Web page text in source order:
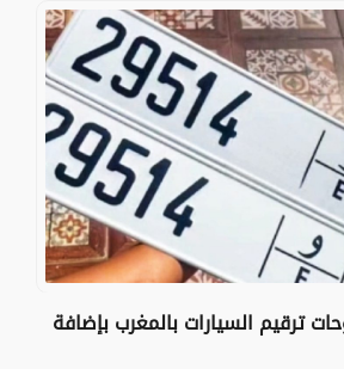
ترقيم السيارات بالمغرب بإضافة